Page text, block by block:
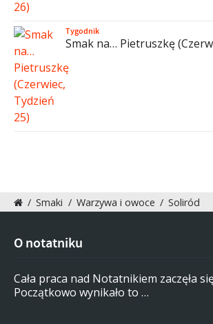
Tygodnik
Smak na… Pietruszkę
/ Smaki / Warzywa i owoce / Soliród
O notatniku
Cała praca nad Notatnikiem zaczęła
Początkowo wynikało to …